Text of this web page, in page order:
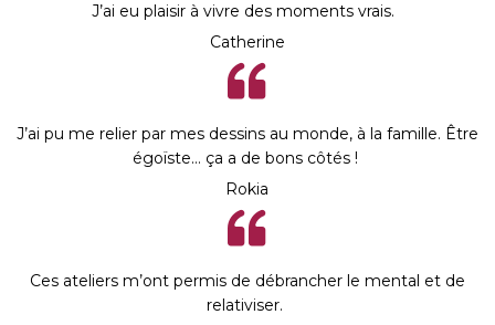
J’ai eu plaisir à vivre des moments vrais.
Catherine
J’ai pu me relier par mes dessins au monde, à la famille. Être
égoïste… ça a de bons côtés !
Rokia
Ces ateliers m’ont permis de débrancher le mental et de
relativiser.